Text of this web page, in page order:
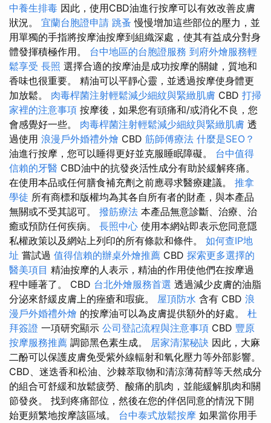
中養生排毒 因此，使用CBD油進行按摩可以有效改善皮膚
狀況。 宜蘭台胞證申請 跳蚤 慢慢增加這些部位的壓力，並
用單獨的手指將按摩油按摩到組織深處，使其有益成分對身
體發揮積極作用。 台中地區的台胞證服務 到府外燴服務輕
鬆享受 長照 選擇合適的按摩油是成功按摩的關鍵，質地和
香味也很重要。 精油可以平靜心靈，並透過按摩使身體更
加放鬆。 肉毒桿菌注射輕鬆減少細紋與緊緻肌膚 CBD 打掃
家裡的注意事項 按摩後，如果您有頭痛和/或消化不良，您
會感覺好一些。 肉毒桿菌注射輕鬆減少細紋與緊緻肌膚 透
過使用 浪漫戶外婚禮外燴 CBD 筋師傅療法 什麼是SEO？
油進行按摩，您可以睡得更好並克服睡眠障礙。 台中值得
信賴的牙醫 CBD油中的抗發炎活性成分有助於緩解疼痛。
在使用本品或任何膳食補充劑之前應尋求醫療建議。 推拿
學徒 所有商標和版權均為其各自所有者的財產，與本產品
無關或不受其認可。 撥筋療法 本產品無意診斷、治療、治
癒或預防任何疾病。 長照中心 使用本網站即表示您同意隱
私權政策以及網站上列印的所有條款和條件。 如何查IP地
址 嘗試過 值得信賴的辦桌外燴推薦 CBD 探索更多選擇的
醫美項目 精油按摩的人表示，精油的作用使他們在按摩過
程中睡著了。 CBD 台北外燴服務首選 透過減少皮膚的油脂
分泌來舒緩皮膚上的痤瘡和瑕疵。 屋頂防水 含有 CBD 浪
漫戶外婚禮外燴 的按摩油可以為皮膚提供額外的好處。 杜
拜簽證 一項研究顯示 公司登記流程與注意事項 CBD 豐原
按摩服務推薦 調節黑色素生成。 居家清潔秘訣 因此，大麻
二酚可以保護皮膚免受紫外線輻射和氧化壓力等外部影響。
CBD、迷迭香和松油、沙棘萃取物和清涼薄荷醇等天然成分
的組合可舒緩和放鬆疲勞、酸痛的肌肉，並能緩解肌肉和關
節發炎。 找到疼痛部位，然後在您的伴侶同意的情況下開
始更頻繁地按摩該區域。 台中泰式放鬆按摩 如果當你用手